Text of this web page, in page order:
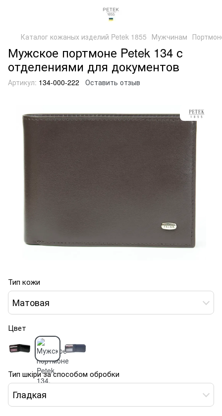
Каталог кожаных изделий Petek 1855 Мужчинам
Мужское портмоне Petek 134 с
отделениями для документов
Артикул: 134-000-222 Оставить отзыв
Тип кожи
Матовая
Цвет
Тип шкіри за способом обробки
Гладкая